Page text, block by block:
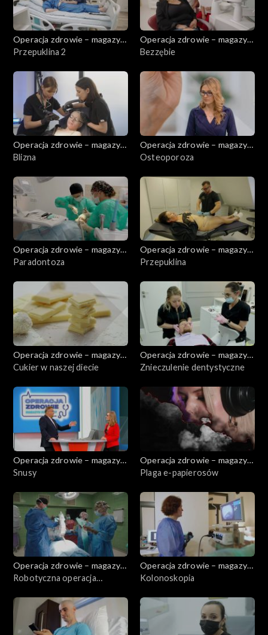
Operacja zdrowie – magazyn
medyczny
Przepuklina 2
Operacja zdrowie – magazyn
medyczny
Bezzębie
Operacja zdrowie – magazyn
medyczny
Blizna
Operacja zdrowie – magazyn
medyczny
Osteoporoza
Operacja zdrowie – magazyn
medyczny
Paradontoza
Operacja zdrowie – magazyn
medyczny
Przepuklina
Operacja zdrowie – magazyn
medyczny
Cukier w naszej diecie
Operacja zdrowie – magazyn
medyczny
Znieczulenie dentystyczne
Operacja zdrowie – magazyn
medyczny
Snusy
Operacja zdrowie – magazyn
medyczny
Plaga e-papierosów
Operacja zdrowie – magazyn
medyczny
Robotyczna operacja
Operacja zdrowie – magazyn
medyczny
Kolonoskopia